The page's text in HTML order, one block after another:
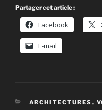
Partager cet article :
Facebook
E-mail
CATÉGORIES
ARCHITECTURES ,